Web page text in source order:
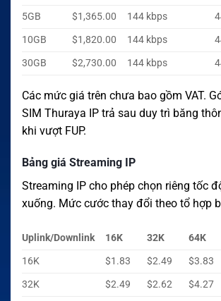
5GB
$1,365.00 144 kbps
10GB
$1,820.00 144 kbps
30GB
$2,730.00 144 kbps
Các mức giá trên chưa bao gồm VAT.
SIM Thuraya IP trả sau duy trì băng
khi vượt FUP.
Bảng giá Streaming IP
Streaming IP cho phép chọn riêng tốc
xuống. Mức cước thay đổi theo tổ hợp
Uplink/Downlink 16K 32K 64K
16K
$1.83 $2.49 $3.83
32K
$2.49 $2.62 $4.27